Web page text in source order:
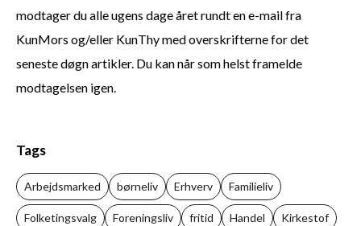
modtager du alle ugens dage året rundt en e-mail fra
KunMors og/eller KunThy med overskrifterne for det
seneste døgn artikler. Du kan når som helst framelde
modtagelsen igen.
Tags
Arbejdsmarked børneliv Erhverv Familieliv
Folketingsvalg Foreningsliv fritid Handel Kirkestof